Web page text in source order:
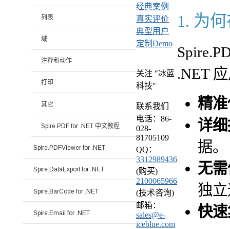
1. 为
.NET
精
详
据。
无
独
快
列表
域
注释和动作
打印
其它
Spire.PDF for .NET 中文教程
Spire.PDFViewer for .NET
Spire.DataExport for .NET
Spire.BarCode for .NET
Spire.Email for .NET
经典案例
真实评价
典型用户
定制Demo
关注 "冰蓝
科技"
联系我们
电话：86-
028-
81705109
QQ：
3312989436
(购买)
2100065966
(技术咨询)
邮箱：
sales@e-
iceblue.com